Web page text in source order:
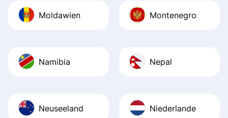
Moldawien Montenegro
Namibia Nepal
Neuseeland Niederlande